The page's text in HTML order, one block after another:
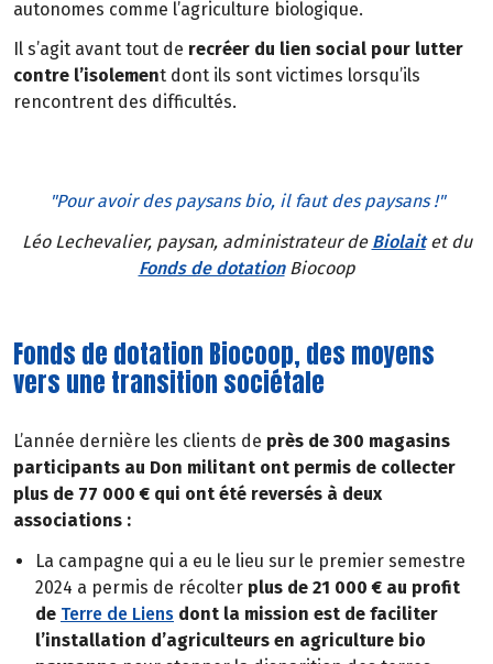
autonomes comme l’agriculture biologique.
Il s’agit avant tout de recréer du lien social pour lutter
contre l’isolement dont ils sont victimes lorsqu’ils
rencontrent des difficultés.
"Pour avoir des paysans bio, il faut des paysans !"
Léo Lechevalier, paysan, administrateur de Biolaitet du
Fonds de dotationBiocoop
Fonds de dotation Biocoop, des moyens
vers une transition sociétale
L’année dernière les clients de près de 300 magasins
participants au Don militant ont permis de collecter
plus de 77 000 € qui ont été reversés à deux
associations :
La campagne qui a eu le lieu sur le premier semestre
2024 a permis de récolter plus de 21 000 € au profit
de Terre de Liens dont la mission est de faciliter
l’installation d’agriculteurs en agriculture bio